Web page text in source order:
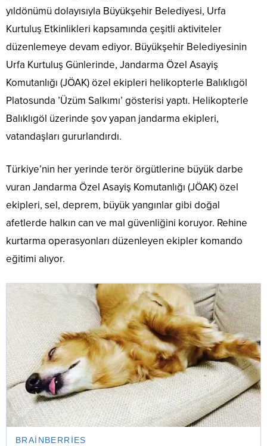
yıldönümü dolayısıyla Büyükşehir Belediyesi, Urfa
Kurtuluş Etkinlikleri kapsamında çeşitli aktiviteler
düzenlemeye devam ediyor. Büyükşehir Belediyesinin
Urfa Kurtuluş Günlerinde, Jandarma Özel Asayiş
Komutanlığı (JÖAK) özel ekipleri helikopterle Balıklıgöl
Platosunda ’Üzüm Salkımı’ gösterisi yaptı. Helikopterle
Balıklıgöl üzerinde şov yapan jandarma ekipleri,
vatandaşları gururlandırdı.
Türkiye’nin her yerinde terör örgütlerine büyük darbe
vuran Jandarma Özel Asayiş Komutanlığı (JÖAK) özel
ekipleri, sel, deprem, büyük yangınlar gibi doğal
afetlerde halkın can ve mal güvenliğini koruyor. Rehine
kurtarma operasyonları düzenleyen ekipler komando
eğitimi alıyor.